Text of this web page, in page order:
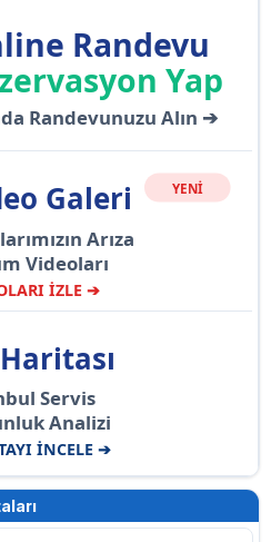
Randevu
Yap
Randevunuzu Alın ➔
Galeri YENİ
Arıza
Videoları
İZLE ➔
Servis
Analizi
İNCELE ➔